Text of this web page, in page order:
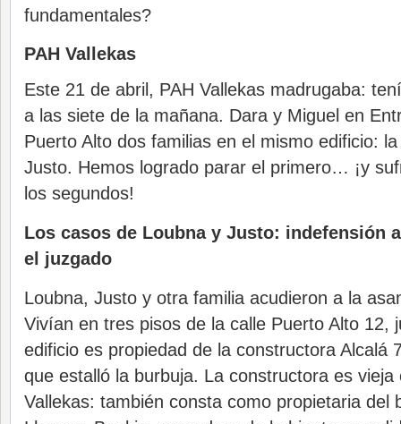
fundamentales?
PAH Vallekas
Este 21 de abril, PAH Vallekas madrugaba:
a las siete de la mañana. Dara y Miguel en
Puerto Alto dos familias en el mismo edificio:
Justo. Hemos logrado parar el primero… ¡y
los segundos!
Los casos de Loubna y Justo: indefensión
el juzgado
Loubna, Justo y otra familia acudieron a la
Vivían en tres pisos de la calle Puerto Alto 12,
edificio es propiedad de la constructora Alcalá
que estalló la burbuja. La constructora es vieja
Vallekas: también consta como propietaria del